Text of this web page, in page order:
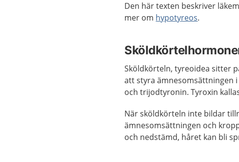
Den här texten beskriver
mer om hypotyreos.
Sköldkörteln, tyreoidea sitter
att styra ämnesomsättningen
och trijodtyronin. Tyroxin
När sköldkörteln inte bildar
ämnesomsättningen och
och nedstämd, håret kan bli